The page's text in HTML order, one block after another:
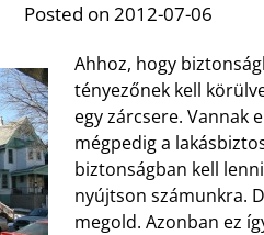
Posted on 2012-07-06
Ahhoz, hogy
tényezőnek kell
egy zárcsere. Vannak
mégpedig a
biztonságban kell
nyújtson számunkra.
megold. Azonban ez